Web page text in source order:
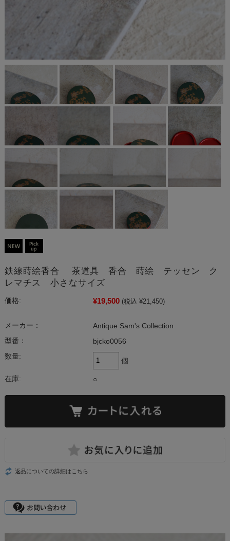
鉄線蒔絵香合 茶道具 香合 蒔絵 テッセン ク
レマチス 小さなサイズ
価格: ¥19,500 (税込 ¥21,450)
メーカー：
Antique Sam's Collection
型番：
bjcko0056
数量:
個
在庫: ○
返品についての詳細はこちら